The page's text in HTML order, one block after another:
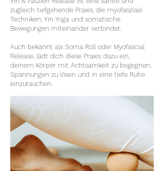
zugleich tiefgehende Praxis, die myofasziale
Techniken, Yin Yoga und somatische
Bewegungen miteinander verbindet.
Auch bekannt als Soma Roll oder Myofascial
Release, lädt dich diese Praxis dazu ein,
deinem Körper mit Achtsamkeit zu begegnen,
Spannungen zu lösen und in eine tiefe Ruhe
einzutauchen.